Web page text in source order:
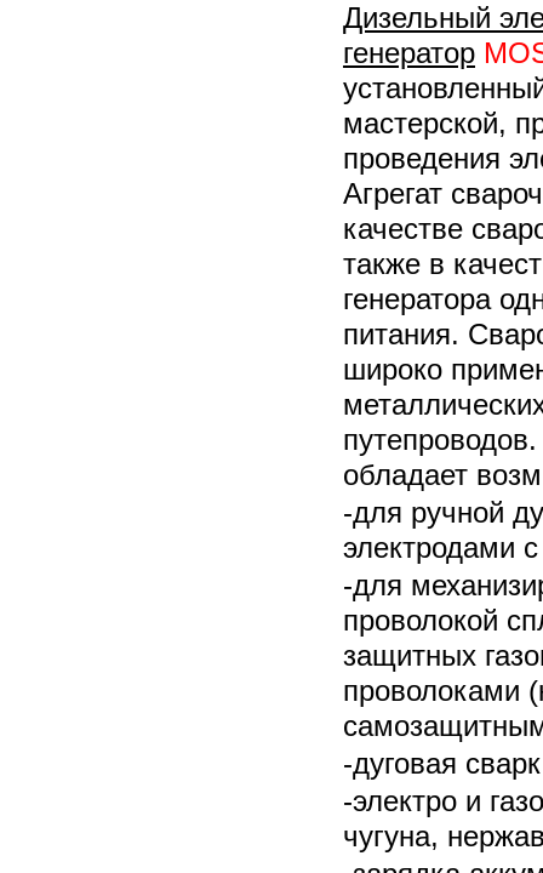
Дизельный
генератор
мастерской,
проведения
Агрегат
качестве
также в
генератора
питания.
широко
обладает
-для ручной
электродами
-для
проволокой
защитных
проволоками
-дуговая
-электро и
чугуна,